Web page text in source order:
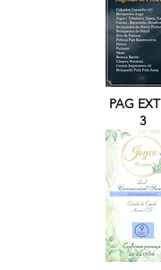
PAG
3